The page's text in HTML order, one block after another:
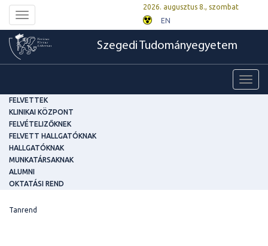
Toggle
navigation
2026. augusztus 8., szombat
EN
Szegedi Tudományegyetem
FELVETTEK
KLINIKAI KÖZPONT
FELVÉTELIZŐKNEK
FELVETT HALLGATÓKNAK
HALLGATÓKNAK
MUNKATÁRSAKNAK
ALUMNI
OKTATÁSI REND
Tanrend